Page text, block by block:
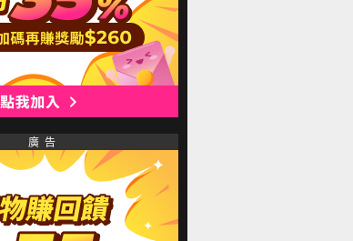
廣 告